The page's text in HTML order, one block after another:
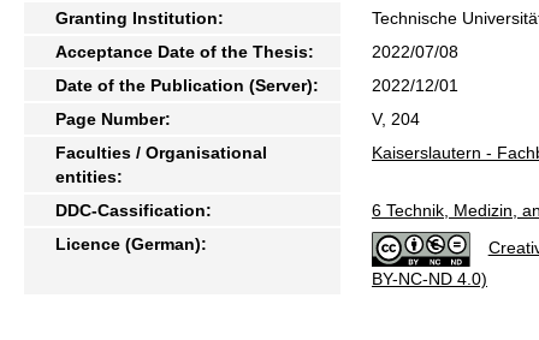
Granting Institution:
Technische
Acceptance Date of the Thesis:
2022/07/08
Date of the Publication (Server):
2022/12/01
Page Number:
V, 204
Faculties / Organisational
entities:
Kaiserslautern -
DDC-Cassification:
6 Technik, Medizin,
Licence (German):
BY-NC-ND 4.0)